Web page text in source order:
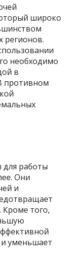
широко
регионов.
необходимо
в
противном
работы
Они
и
того,
и уменьшает